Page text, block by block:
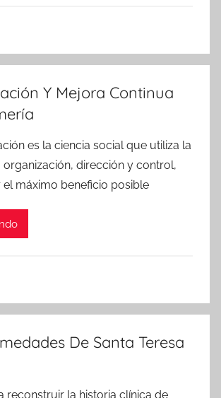
Y Mejora Continua
es la ciencia social que utiliza la
organización, dirección y control,
el máximo beneficio posible
De Santa Teresa
reconstruir la historia clínica de